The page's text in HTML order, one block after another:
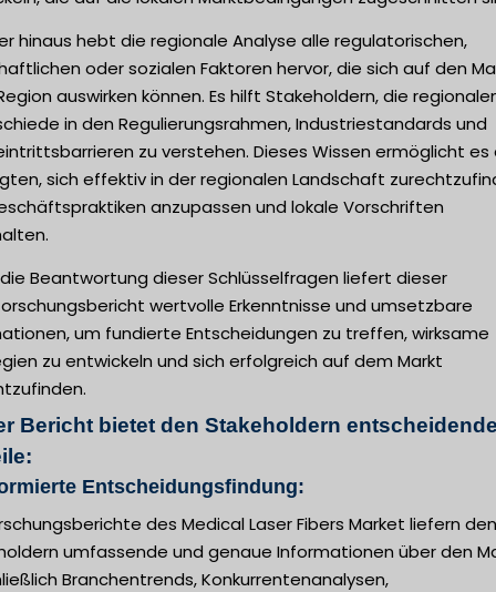
hinaus hebt die regionale Analyse alle regulatorischen,
oder sozialen Faktoren hervor, die sich auf den
auswirken können. Es hilft Stakeholdern, die
in den Regulierungsrahmen, Industriestandards und
zu verstehen. Dieses Wissen ermöglicht es
sich effektiv in der regionalen Landschaft
anzupassen und lokale Vorschriften
Beantwortung dieser Schlüsselfragen liefert dieser
wertvolle Erkenntnisse und umsetzbare
um fundierte Entscheidungen zu treffen, wirksame
zu entwickeln und sich erfolgreich auf dem Markt
Bericht bietet den Stakeholdern
Entscheidungsfindung:
des Medical Laser Fibers Market liefern den
umfassende und genaue Informationen über den
Branchentrends, Konkurrentenanalysen,